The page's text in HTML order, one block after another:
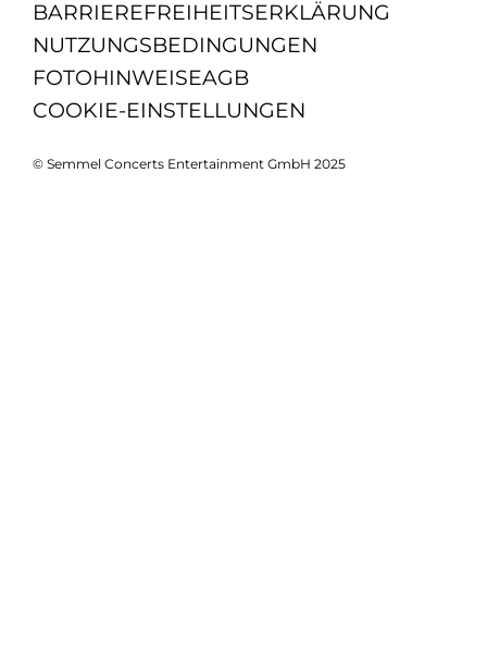
BARRIEREFREIHEITSERKLÄRUNG
NUTZUNGSBEDINGUNGEN
FOTOHINWEISEAGB
COOKIE-EINSTELLUNGEN
© Semmel Concerts Entertainment GmbH 2025